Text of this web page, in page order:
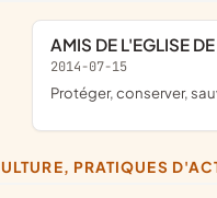
AMIS DE L'EGLISE
2014-07-15
protéger, conserver,
CULTURE, PRATIQUES